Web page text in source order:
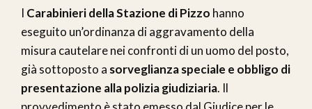
I Carabinieri della Stazione di Pizzo hanno
eseguito un’ordinanza di aggravamento della
misura cautelare nei confronti di un uomo del posto,
già sottoposto a sorveglianza speciale e obbligo di
presentazione alla polizia giudiziaria. Il